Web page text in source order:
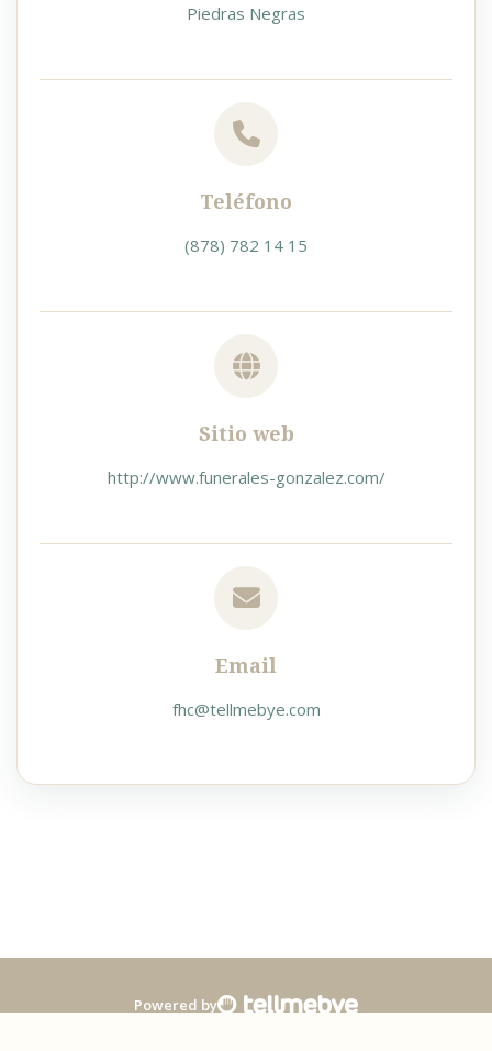
Piedras Negras
Teléfono
(878) 782 14 15
Sitio web
http://www.funerales-gonzalez.com/
Email
fhc@tellmebye.com
Powered by